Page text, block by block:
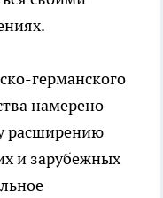
германского
намерено
расширению
и зарубежных